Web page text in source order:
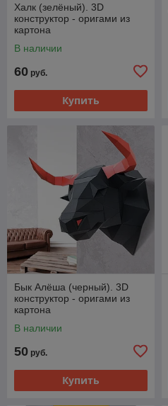
Халк (зелёный). 3D
конструктор - оригами из
картона
В наличии
60 руб.
Купить
Бык Алёша (черный). 3D
конструктор - оригами из
картона
В наличии
50 руб.
Купить